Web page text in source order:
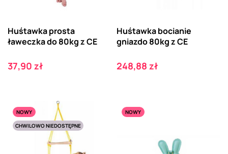
Huśtawka prosta
ławeczka do 80kg z CE
Cena
37,90 zł
Huśtawka bocianie
gniazdo 80kg z CE
Cena
248,88 zł
NOWY
CHWILOWO NIEDOSTĘPNE
NOWY